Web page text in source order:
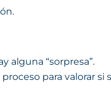
alguna “sorpresa”.
para valorar